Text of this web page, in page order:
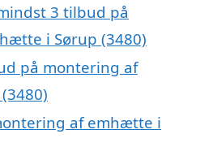
3 tilbud på
i Sørup (3480)
på montering af
af emhætte i